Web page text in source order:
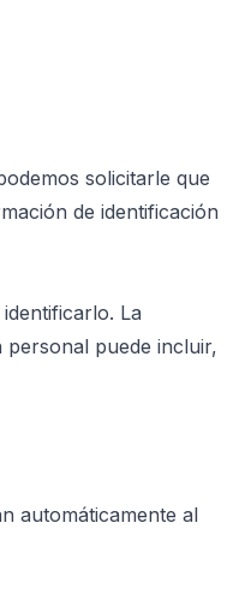
solicitarle que
de identificación
La
puede incluir,
automáticamente al